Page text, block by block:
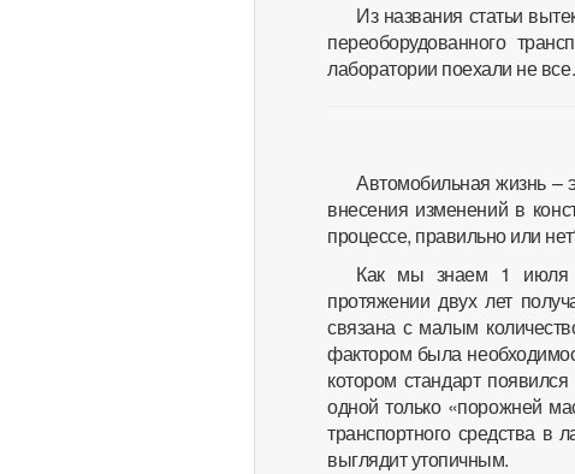
Из названия статьи
переоборудованного
лаборатории поехали не
Автомобильная жизнь –
внесения изменений в
процессе, правильно или
Как мы знаем 1 июля
протяжении двух лет
связана с малым
фактором была
котором стандарт
одной только «порожней
транспортного средства в
выглядит утопичным.